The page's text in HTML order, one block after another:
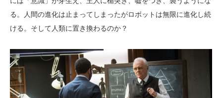
る。人間の進化は止まってしまったがロボットは無限に進化し続
ける。そして人類に置き換わるのか？